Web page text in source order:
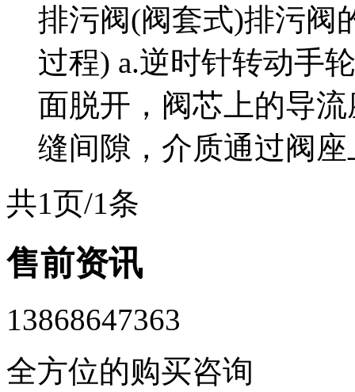
排污阀(阀套式)排污
过程) a.逆时针转动手
面脱开，阀芯上的导
缝间隙，介质通过阀座
共1页/1条
售前资讯
13868647363
全方位的购买咨询